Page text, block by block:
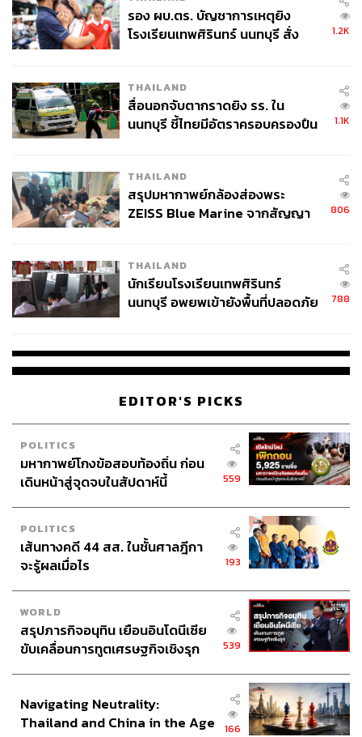
รอง ผบ.ตร. บัญชาการเหตุยิง
โรงเรียนเทพศิรินทร์ นนทบุรี สั่ง
1.2K
THAILAND
สื่อนอกจับตากราดยิง รร. ใน
นนทบุรี ชี้ไทยมีอัตราครอบครองปืน
1.1K
THAILAND
สรุปมหากาพย์กล้องส่องพระ
ZEISS Blue Marine จากสัญญา
จ่ายหนี้-แอบระบุแบรนด์
806
THAILAND
นักเรียนโรงเรียนเทพศิรินทร์
นนทบุรี อพยพเข้ายังพื้นที่ปลอดภัย
788
EDITOR'S PICKS
POLITICS
มหากาพย์โกงข้อสอบท้องถิ่น ก่อน
เดินหน้าสู่จุดจบในสัปดาห์นี้
559
POLITICS
เส้นทางคดี 44 สส. ในชั้นศาลฎีกา
จะรู้ผลเมื่อไร
193
WORLD
สรุปภารกิจอนุทิน เยือนอินโดนีเซีย
ขับเคลื่อนการทูตเศรษฐกิจเชิงรุก
539
Navigating Neutrality:
Thailand and China in the Age
166